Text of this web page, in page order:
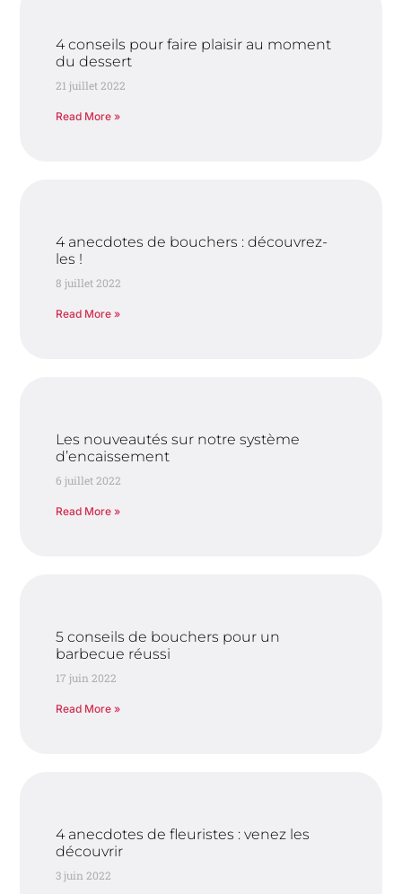
4 conseils pour faire plaisir au moment
du dessert
21 juillet 2022
Read More »
4 anecdotes de bouchers : découvrez-
les !
8 juillet 2022
Read More »
Les nouveautés sur notre système
d’encaissement
6 juillet 2022
Read More »
5 conseils de bouchers pour un
barbecue réussi
17 juin 2022
Read More »
4 anecdotes de fleuristes : venez les
découvrir
3 juin 2022